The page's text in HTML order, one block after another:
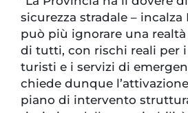
sicurezza stradale – incalza
può più ignorare una
di tutti, con rischi reali per
turisti e i servizi di
chiede dunque
piano di intervento